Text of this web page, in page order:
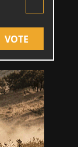
VOTE